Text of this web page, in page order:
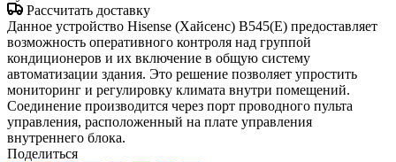
Рассчитать доставку
Данное устройство Hisense (Хайсенс) B545(E) предоставляет
возможность оперативного контроля над группой
кондиционеров и их включение в общую систему
автоматизации здания. Это решение позволяет упростить
мониторинг и регулировку климата внутри помещений.
Соединение производится через порт проводного пульта
управления, расположенный на плате управления
внутреннего блока.
Поделиться